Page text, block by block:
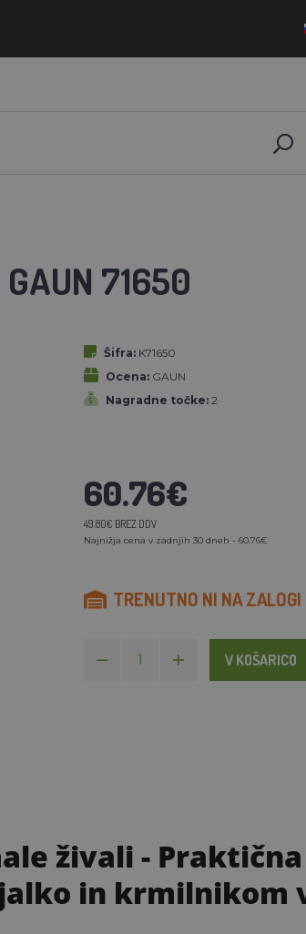
71650
Šifra: K71650
Ocena: GAUN
Nagradne točke: 2
60.76€
49.80€ BREZ DDV
Najnižja cena v zadnjih 30 dneh - 60.76€
TRENUTNO NI NA ZALOGI
V KOŠARICO
živali -
in krmilnikom